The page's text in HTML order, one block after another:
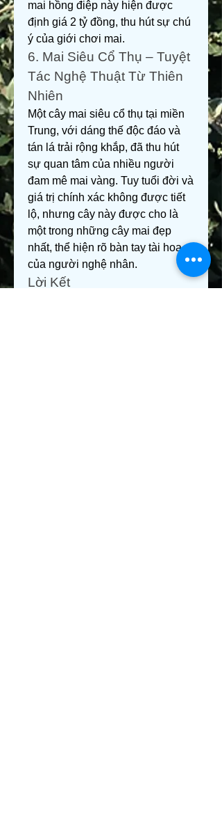
mai hồng điệp này hiện được
định giá 2 tỷ đồng, thu hút sự chú
ý của giới chơi mai.
6. Mai Siêu Cổ Thụ – Tuyệt
Tác Nghệ Thuật Từ Thiên
Nhiên
Một cây mai siêu cổ thụ tại miền
Trung, với dáng thế độc đáo và
tán lá trải rộng khắp, đã thu hút
sự quan tâm của nhiều người
đam mê mai vàng. Tuy tuổi đời và
giá trị chính xác không được tiết
lộ, nhưng cây này được cho là
một trong những cây mai đẹp
nhất, thể hiện rõ bàn tay tài hoa
của người nghệ nhân.
Lời Kết